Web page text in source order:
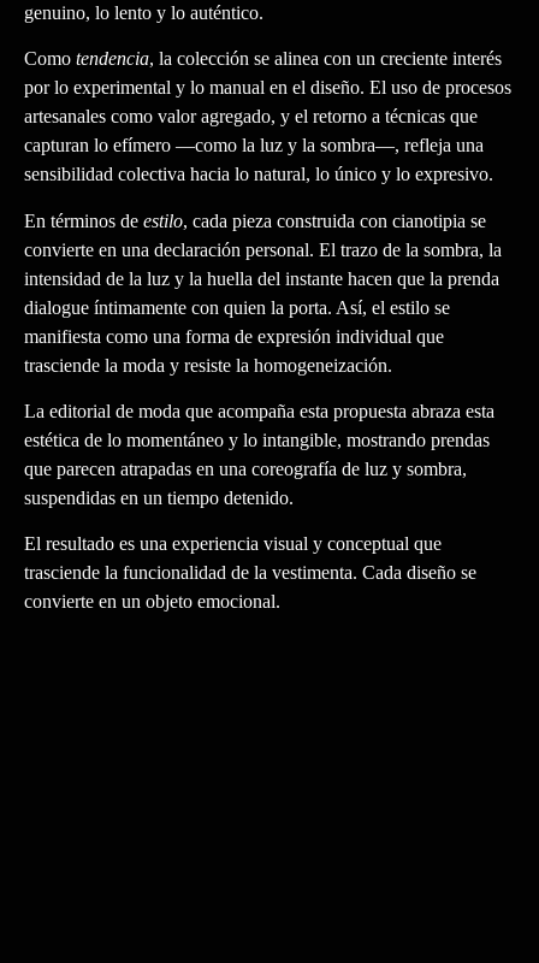
genuino, lo lento y lo auténtico.
Como tendencia, la colección se alinea con un creciente interés
por lo experimental y lo manual en el diseño. El uso de procesos
artesanales como valor agregado, y el retorno a técnicas que
capturan lo efímero —como la luz y la sombra—, refleja una
sensibilidad colectiva hacia lo natural, lo único y lo expresivo.
En términos de estilo, cada pieza construida con cianotipia se
convierte en una declaración personal. El trazo de la sombra, la
intensidad de la luz y la huella del instante hacen que la prenda
dialogue íntimamente con quien la porta. Así, el estilo se
manifiesta como una forma de expresión individual que
trasciende la moda y resiste la homogeneización.
La editorial de moda que acompaña esta propuesta abraza esta
estética de lo momentáneo y lo intangible, mostrando prendas
que parecen atrapadas en una coreografía de luz y sombra,
suspendidas en un tiempo detenido.
El resultado es una experiencia visual y conceptual que
trasciende la funcionalidad de la vestimenta. Cada diseño se
convierte en un objeto emocional.